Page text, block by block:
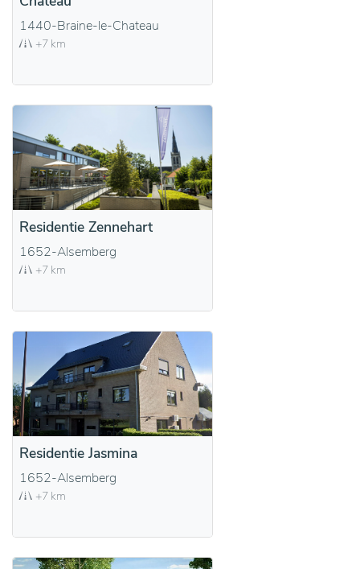
1440-Braine-le-Chateau
+7 km
Residentie Zennehart
1652-Alsemberg
+7 km
Residentie Jasmina
1652-Alsemberg
+7 km